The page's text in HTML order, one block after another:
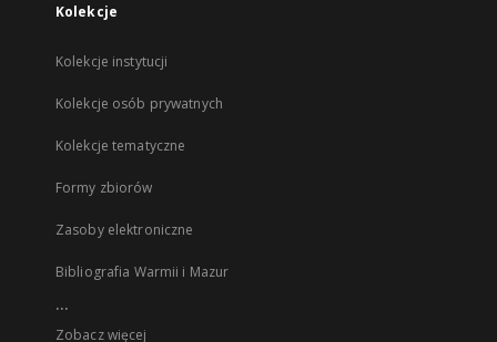
Kolekcje
Kolekcje instytucji
Kolekcje osób prywatnych
Kolekcje tematyczne
Formy zbiorów
Zasoby elektroniczne
Bibliografia Warmii i Mazur
...
Zobacz więcej